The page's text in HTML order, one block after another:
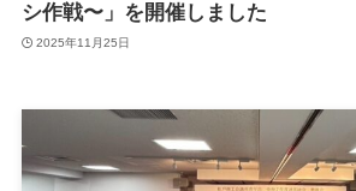
シ作戦〜」を開催しました
2025年11月25日